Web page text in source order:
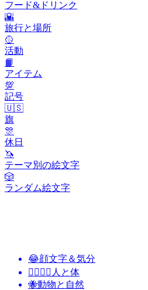
フード&ドリンク
🌇
旅行と場所
🥎
活動
📙
アイテム
💯
記号
🇺🇸
旗
🎊
休日
🦄
テーマ別の絵文字
🎲
ランダム絵文字
😂顔文字＆気分
👩‍❤️‍💋‍👨 人と体
🐝動物と自然